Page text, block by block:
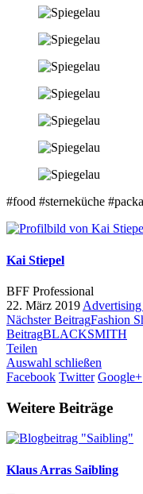
#food #sterneküche
Kai Stiepel
BFF Professional
22. März 2019
Nächster BeitragFashion
BeitragBLACKSMITH
Teilen
Auswahl schließen
Facebook Twitter Google+
Weitere Beiträge
Klaus Arras Saibling